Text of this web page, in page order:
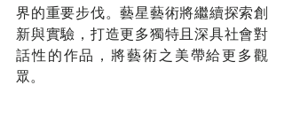
界的重要步伐。藝星藝術將繼續探索創
新與實驗，打造更多獨特且深具社會對
話性的作品，將藝術之美帶給更多觀
眾。